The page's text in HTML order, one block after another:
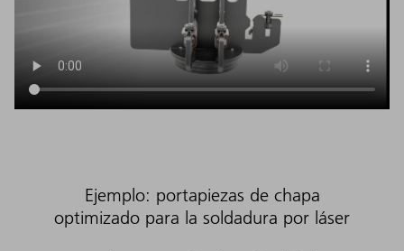
Ejemplo: portapiezas de chapa
optimizado para la soldadura por láser